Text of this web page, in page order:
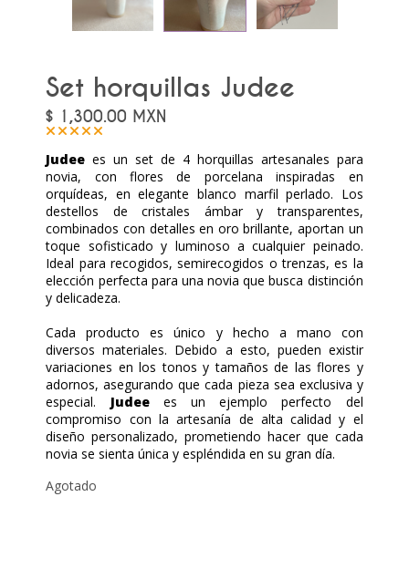
Set horquillas Judee
$ 1,300.00 MXN
Judee es un set de 4 horquillas artesanales para
novia, con flores de porcelana inspiradas en
orquídeas, en elegante blanco marfil perlado. Los
destellos de cristales ámbar y transparentes,
combinados con detalles en oro brillante, aportan un
toque sofisticado y luminoso a cualquier peinado.
Ideal para recogidos, semirecogidos o trenzas, es la
elección perfecta para una novia que busca distinción
y delicadeza.
Cada producto es único y hecho a mano con
diversos materiales. Debido a esto, pueden existir
variaciones en los tonos y tamaños de las flores y
adornos, asegurando que cada pieza sea exclusiva y
especial. Judeees un ejemplo perfecto del
compromiso con la artesanía de alta calidad y el
diseño personalizado, prometiendo hacer que cada
novia se sienta única y espléndida en su gran día.
Agotado